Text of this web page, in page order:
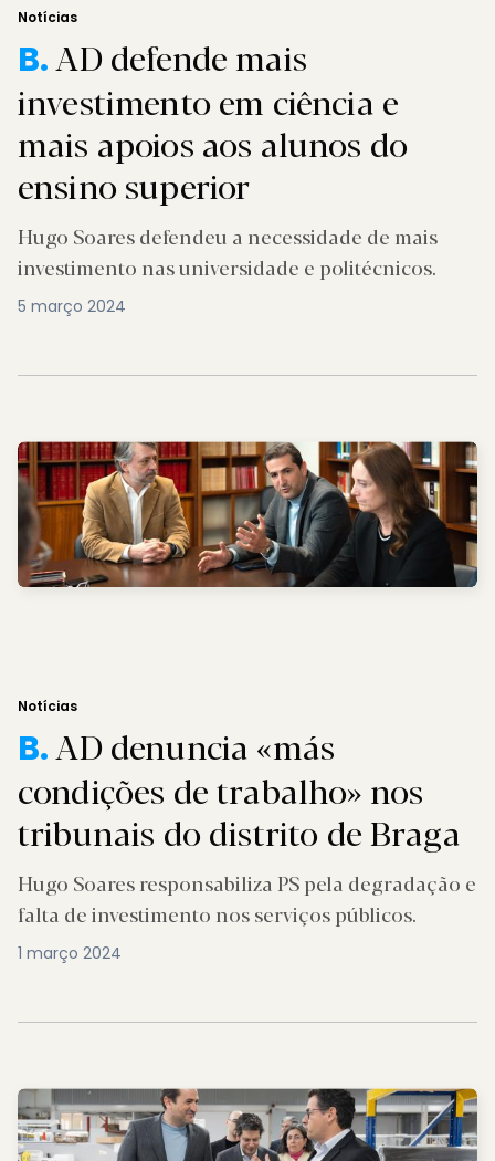
Notícias
B.AD defende mais
investimento em ciência e
mais apoios aos alunos do
ensino superior
Hugo Soares defendeu a necessidade de mais
investimento nas universidade e politécnicos.
5 março 2024
Notícias
B.AD denuncia «más
condições de trabalho» nos
tribunais do distrito de Braga
Hugo Soares responsabiliza PS pela degradação e
falta de investimento nos serviços públicos.
1 março 2024